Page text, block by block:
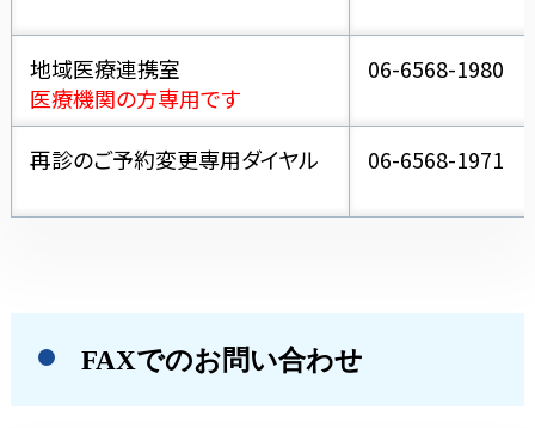
地域医療連携室
医療機関の方専用です
06-6568-1980
再診のご予約変更専用ダイヤル 06-6568-1971
FAXでのお問い合わせ